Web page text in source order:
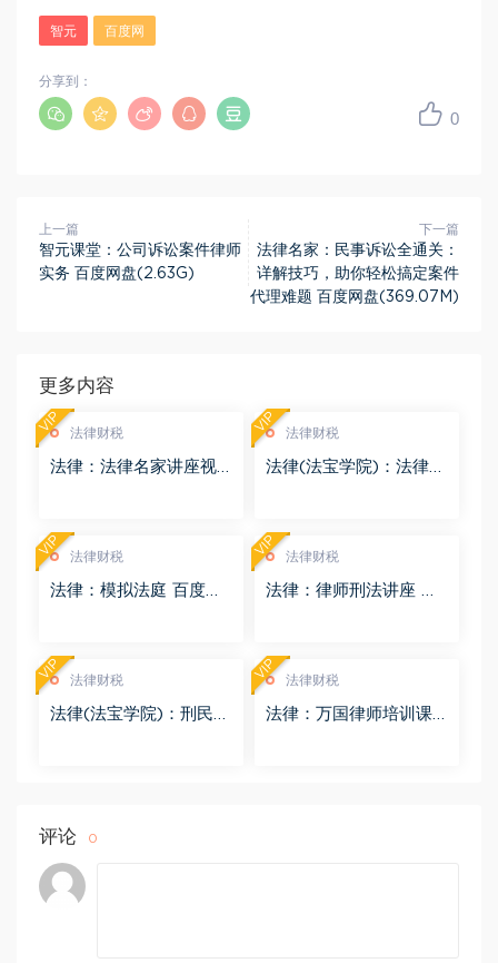
智元 百度网
0
分享到：
上一篇
智元课堂：公司诉讼案件律师
实务 百度网盘(2.63G)
下一篇
法律名家：民事诉讼全通关：
详解技巧，助你轻松搞定案件
代理难题 百度网盘(369.07M)
更多内容
法律财税
法律：法律名家讲座视
VIP 法律财税
法律(法宝学院)：法律信
VIP
法律财税
法律：模拟法庭 百度网
VIP 法律财税
法律：律师刑法讲座 百
VIP
法律财税
法律(法宝学院)：刑民交
VIP 法律财税
法律：万国律师培训课
VIP
评论 0